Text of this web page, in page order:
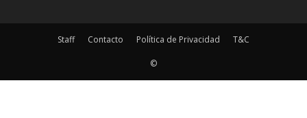
Staff Contacto Política de Privacidad T&C
©